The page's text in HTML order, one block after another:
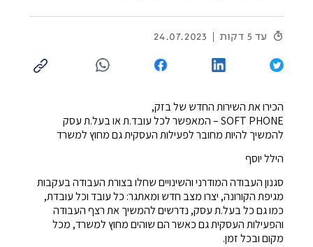
עד 5 דקות 24.07.2023
הכירו את השירות החדש של בזק,
SOFT PHONE – המאפשר לכל עובד.ת או בעל.ת עסק
להמשיך להיות מחובר לפעילות העסקית גם מחוץ למשרד
הילל יוסף
סגנון העבודה המודרני והשינויים שחלו בצורת העבודה בעקבות
מגיפת הקורונה, יצרו מצב חדש ומאתגר: כל עובד וכל עובדת,
כמו גם כל בעל.ת עסק, נדרשים להמשיך את רצף העבודה
והפעילות העסקית גם כאשר הם שוהים מחוץ למשרד, מכל
מקום ובכל זמן.